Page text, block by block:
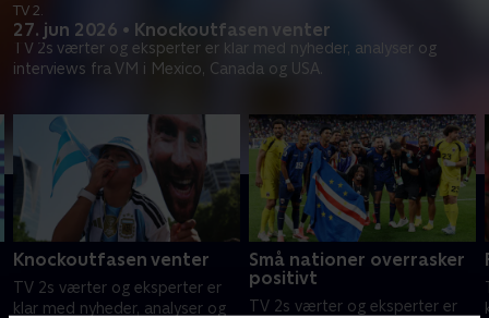
27. jun 2026 • Knockoutfasen venter
TV 2s værter og eksperter er klar med nyheder, analyser og
interviews fra VM i Mexico, Canada og USA.
TV 2.
Knockoutfasen venter
TV 2s værter og eksperter er
klar med nyheder, analyser og
Små nationer overrasker
positivt
TV 2s værter og eksperter er